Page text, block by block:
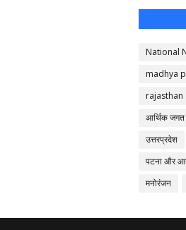
National
madhya
rajasthan
आर्थिक
उत्तरप्रदेश
पटना और
मनोरंजन